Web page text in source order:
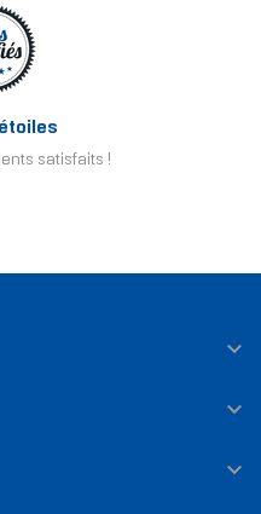
satisfaits !


